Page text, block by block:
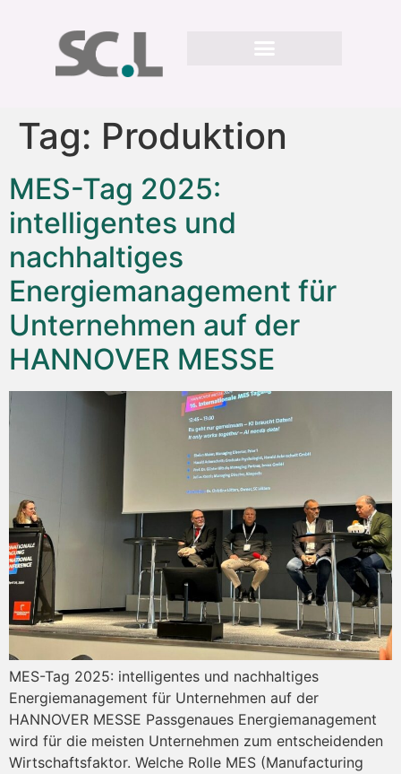
Tag: Produktion
MES-Tag 2025:
intelligentes und
nachhaltiges
Energiemanagement für
Unternehmen auf der
HANNOVER MESSE
MES-Tag 2025: intelligentes und nachhaltiges
Energiemanagement für Unternehmen auf der
HANNOVER MESSE Passgenaues Energiemanagement
wird für die meisten Unternehmen zum entscheidenden
Wirtschaftsfaktor. Welche Rolle MES (Manufacturing